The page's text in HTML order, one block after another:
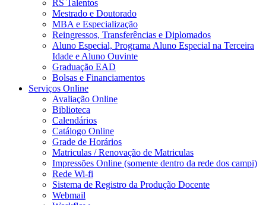
RS Talentos
Mestrado e Doutorado
MBA e Especialização
Reingressos, Transferências e Diplomados
Aluno Especial, Programa Aluno Especial na Terceira
Idade e Aluno Ouvinte
Graduação EAD
Bolsas e Financiamentos
Serviços Online
Avaliação Online
Biblioteca
Calendários
Catálogo Online
Grade de Horários
Matriculas / Renovação de Matriculas
Impressões Online (somente dentro da rede dos campi)
Rede Wi-fi
Sistema de Registro da Produção Docente
Webmail